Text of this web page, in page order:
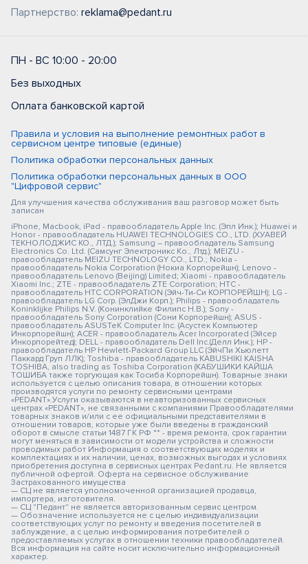
Партнерство: reklama@pedant.ru
ПН - ВС 10:00 - 20:00
Без выходных
Оплата банковской картой
Правила и условия на выполнение ремонтных работ в
сервисном центре типовые (единые)
Политика обработки персональных данных
Политика обработки персональных данных в ООО
"Цифровой сервис"
Для улучшения качества обслуживания ваш разговор может быть
записан
iPhone, Macbook, iPad - правообладатель Apple Inc. (Эпл Инк.); Huawei и
Honor - правообладатель HUAWEI TECHNOLOGIES CO., LTD. (ХУАВЕЙ
ТЕКНОЛОДЖИС КО., ЛТД.); Samsung – правообладатель Samsung
Electronics Co. Ltd. (Самсунг Электроникс Ко., Лтд.); MEIZU -
правообладатель MEIZU TECHNOLOGY CO., LTD.; Nokia -
правообладатель Nokia Corporation (Нокиа Корпорейшн); Lenovo -
правообладатель Lenovo (Beijing) Limited; Xiaomi - правообладатель
Xiaomi Inc.; ZTE - правообладатель ZTE Corporation; HTC -
правообладатель HTC CORPORATION (Эйч-Ти-Си КОРПОРЕЙШН); LG -
правообладатель LG Corp. (ЭлДжи Корп.); Philips - правообладатель
Koninklijke Philips N.V. (Конинклийке Филипс Н.В.); Sony -
правообладатель Sony Corporation (Сони Корпорейшн); ASUS -
правообладатель ASUSTeK Computer Inc. (Асустек Компьютер
Инкорпорейшн); ACER - правообладатель Acer Incorporated (Эйсер
Инкорпорейтед); DELL - правообладатель Dell Inc.(Делл Инк.); HP -
правообладатель HP Hewlett-Packard Group LLC (ЭйчПи Хьюлетт
Паккард Груп ЛЛК); Toshiba - правообладатель KABUSHIKI KAISHA
TOSHIBA, also trading as Toshiba Corporation (КАБУШИКИ КАЙША
ТОШИБА также торгующая как Тосиба Корпорейшн). Товарные знаки
используется с целью описания товара, в отношении которых
производятся услуги по ремонту сервисными центрами
«PEDANT».Услуги оказываются в неавторизованных сервисных
центрах «PEDANT», не связанными с компаниями Правообладателями
товарных знаков и/или с ее официальными представителями в
отношении товаров, которые уже были введены в гражданский
оборот в смысле статьи 1487 ГК РФ ** - время ремонта, срок гарантии
могут меняться в зависимости от модели устройства и сложности
проводимых работ Информация о соответствующих моделях и
комплектациях и их наличии, ценах, возможных выгодах и условиях
приобретения доступна в сервисных центрах Pedant.ru. Не является
публичной офертой. Оферта на сервисное обслуживание
Застрахованного имущества
— СЦ не является уполномоченной организацией продавца,
импортера, изготовителя.
— СЦ "Педант" не является авторизованным сервис центром.
— Обозначение используется не с целью индивидуализации
соответствующих услуг по ремонту и введения посетителей в
заблуждение, а с целью информирования потребителей о
предоставляемых услугах в отношении техники правообладателей.
Вся информация на сайте носит исключительно информационный
характер.